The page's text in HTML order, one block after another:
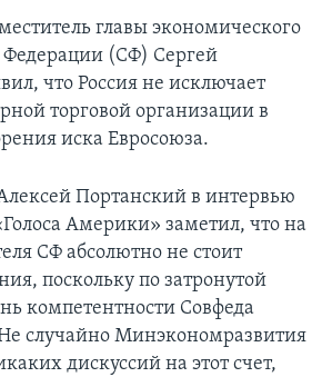
главы экономического
Федерации (СФ) Сергей
что Россия не исключает
торговой организации в
иска Евросоюза.
Портанский в интервью
Америки» заметил, что на
СФ абсолютно не стоит
поскольку по затронутой
компетентности Совфеда
случайно Минэкономразвития
дискуссий на этот счет,